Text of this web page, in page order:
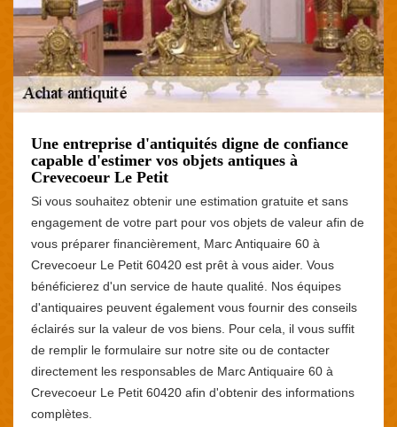
Une entreprise d'antiquités digne de confiance
capable d'estimer vos objets antiques à
Crevecoeur Le Petit
Si vous souhaitez obtenir une estimation gratuite et sans
engagement de votre part pour vos objets de valeur afin de
vous préparer financièrement, Marc Antiquaire 60 à
Crevecoeur Le Petit 60420 est prêt à vous aider. Vous
bénéficierez d'un service de haute qualité. Nos équipes
d'antiquaires peuvent également vous fournir des conseils
éclairés sur la valeur de vos biens. Pour cela, il vous suffit
de remplir le formulaire sur notre site ou de contacter
directement les responsables de Marc Antiquaire 60 à
Crevecoeur Le Petit 60420 afin d'obtenir des informations
complètes.